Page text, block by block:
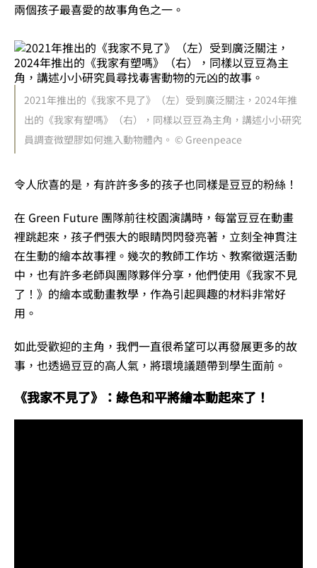
兩個孩子最喜愛的故事角色之一。
2021年推出的《我家不見了》（左）受到廣泛關注，2024年推
出的《我家有塑嗎》（右），同樣以豆豆為主角，講述小小研究
員調查微塑膠如何進入動物體內。 © Greenpeace
令人欣喜的是，有許許多多的孩子也同樣是豆豆的粉絲！
在 Green Future 團隊前往校園演講時，每當豆豆在動畫
裡跳起來，孩子們張大的眼睛閃閃發亮著，立刻全神貫注
在生動的繪本故事裡。幾次的教師工作坊、教案徵選活動
中，也有許多老師與團隊夥伴分享，他們使用《我家不見
了！》的繪本或動畫教學，作為引起興趣的材料非常好
用。
如此受歡迎的主角，我們一直很希望可以再發展更多的故
事，也透過豆豆的高人氣，將環境議題帶到學生面前。
《我家不見了》：綠色和平將繪本動起來了！